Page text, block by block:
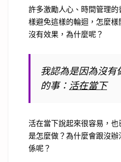
許多激勵人心、時間管理
樣避免這樣的輪迴，怎麼
沒有效果，為什麼呢？
我認為是因為沒有
的事： 活在當下
活在當下說起來很容易，
是怎麼做？為什麼會跟沒
係呢？